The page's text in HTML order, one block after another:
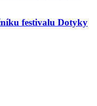
festivalu Dotyky